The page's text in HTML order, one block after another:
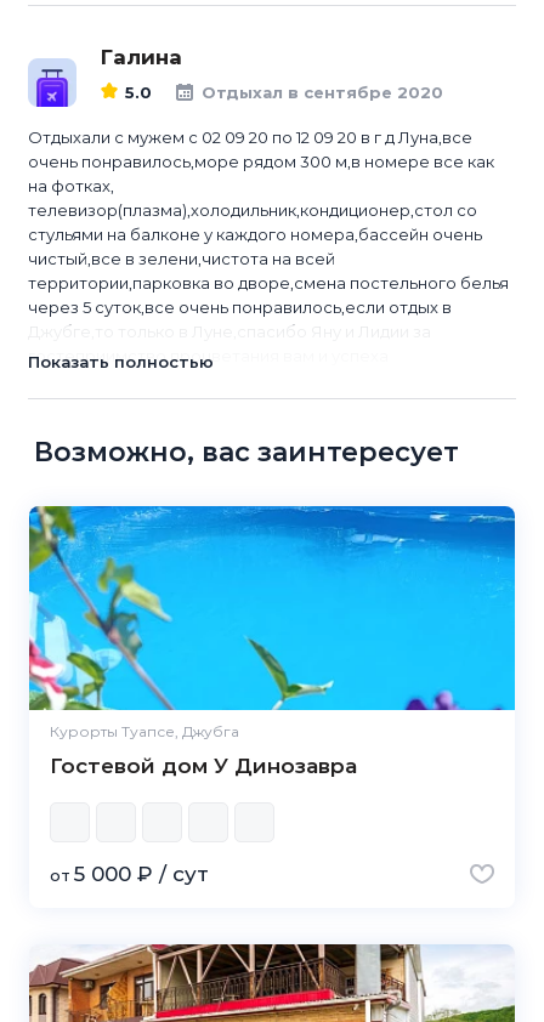
Галина
5.0 Отдыхал в сентябре 2020
Отдыхали с мужем с 02 09 20 по 12 09 20 в г д Луна,все
очень понравилось,море рядом 300 м,в номере все как
на фотках,
телевизор(плазма),холодильник,кондиционер,стол со
стульями на балконе у каждого номера,бассейн очень
чистый,все в зелени,чистота на всей
территории,парковка во дворе,смена постельного белья
через 5 суток,все очень понравилось,если отдых в
Джубге,то только в Луне,спасибо Яну и Лидии за
гостеприимство,процветания вам и успеха
Показать полностью
Возможно, вас заинтересует
Курорты Туапсе, Джубга
Гостевой дом У Динозавра
от 5 000 ₽ / сут